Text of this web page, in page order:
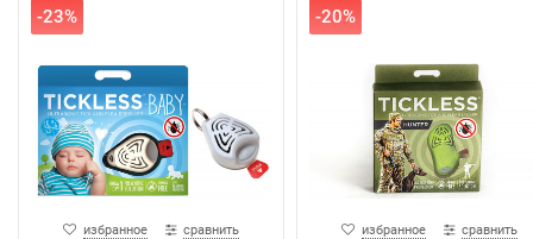
-23%
избранное сравнить
-20%
избранное сравнить